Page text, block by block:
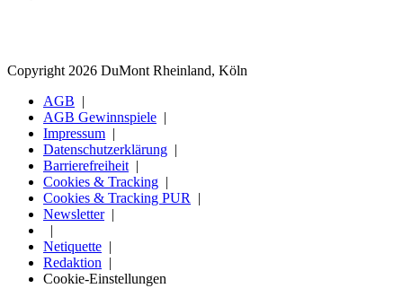
Copyright 2026 DuMont Rheinland, Köln
AGB
AGB Gewinnspiele
Impressum
Datenschutzerklärung
Barrierefreiheit
Cookies & Tracking
Cookies & Tracking PUR
Newsletter
Netiquette
Redaktion
Cookie-Einstellungen